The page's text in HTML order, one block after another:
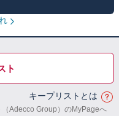
ト
キープリストとは
Adecco Group）のMyPageへ